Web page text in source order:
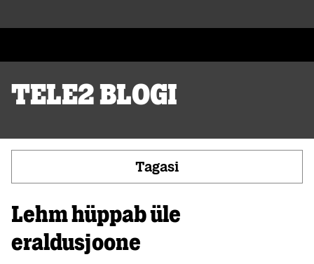
Tele2 blogi
Tagasi
Lehm hüppab üle
eraldusjoone